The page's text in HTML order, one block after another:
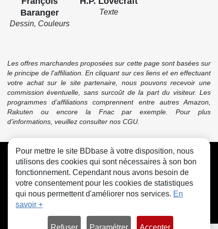
Baranger
Dessin, Couleurs
Texte
Les offres marchandes proposées sur cette page sont basées sur
le principe de l'affiliation. En cliquant sur ces liens et en effectuant
votre achat sur le site partenaire, nous pouvons recevoir une
commission éventuelle, sans surcoût de la part du visiteur. Les
programmes d’affiliations comprennent entre autres Amazon,
Rakuten ou encore la Fnac par exemple. Pour plus
d’informations, veuillez consulter nos CGU.
CGU FAQ Contact Cookies
Pour mettre le site BDbase à votre disposition, nous
utilisons des cookies qui sont nécessaires à son bon
fonctionnement. Cependant nous avons besoin de
votre consentement pour les cookies de statistiques
qui nous permettent d'améliorer nos services. En
savoir +
Refuser Paramétrer Accepter